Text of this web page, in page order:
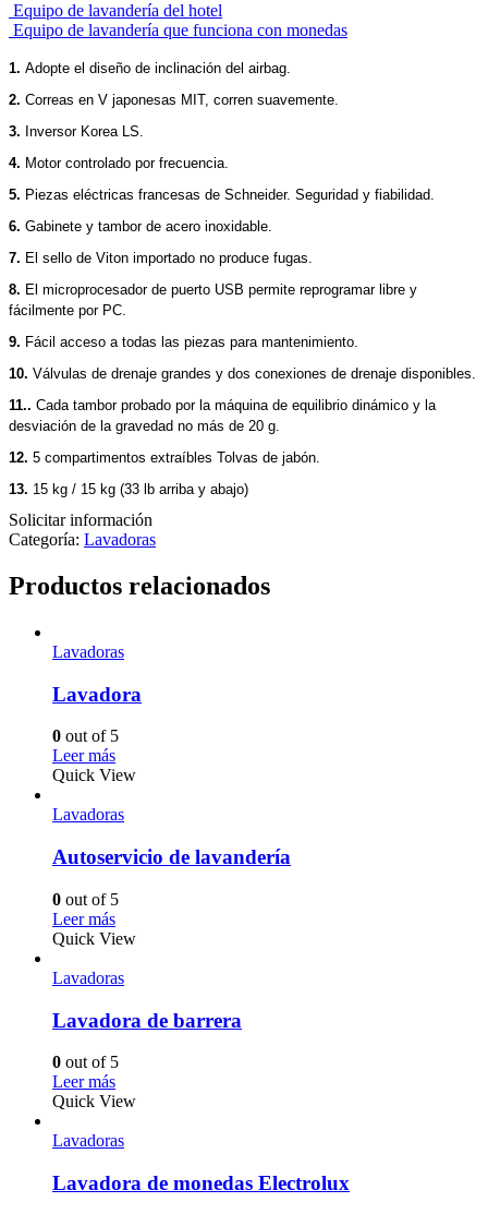
Equipo de lavandería del hotel
Equipo de lavandería que funciona con monedas
1. Adopte el diseño de inclinación del airbag.
2. Correas en V japonesas MIT, corren suavemente.
3. Inversor Korea LS.
4. Motor controlado por frecuencia.
5. Piezas eléctricas francesas de Schneider. Seguridad y fiabilidad.
6. Gabinete y tambor de acero inoxidable.
7. El sello de Viton importado no produce fugas.
8. El microprocesador de puerto USB permite reprogramar libre y
fácilmente por PC.
9. Fácil acceso a todas las piezas para mantenimiento.
10. Válvulas de drenaje grandes y dos conexiones de drenaje disponibles.
11.. Cada tambor probado por la máquina de equilibrio dinámico y la
desviación de la gravedad no más de 20 g.
12. 5 compartimentos extraíbles Tolvas de jabón.
13. 15 kg / 15 kg (33 lb arriba y abajo)
Solicitar información
Categoría: Lavadoras
Productos relacionados
Lavadoras
Lavadora
0 out of 5
Leer más
Quick View
Lavadoras
Autoservicio de lavandería
0 out of 5
Leer más
Quick View
Lavadoras
Lavadora de barrera
0 out of 5
Leer más
Quick View
Lavadoras
Lavadora de monedas Electrolux